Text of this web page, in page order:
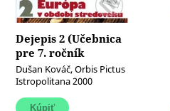
Dejepis 2 (Učebnica
pre 7. ročník
základných škôl)
(Európa v období
stredoveku)
Dušan Kováč, Orbis Pictus
Istropolitana 2000